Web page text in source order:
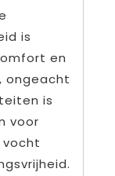
is
en
ongeacht
is
voor